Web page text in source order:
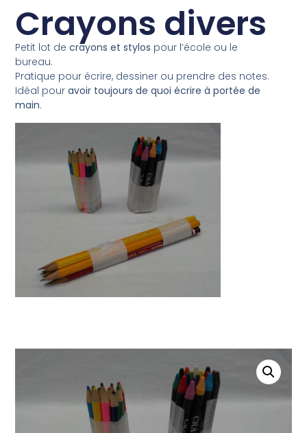
Crayons divers
Petit lot decrayons et stylos pour l’école ou le
bureau.
Pratique pour écrire, dessiner ou prendre des notes.
Idéal pouravoir toujours de quoi écrire à portée de
main.